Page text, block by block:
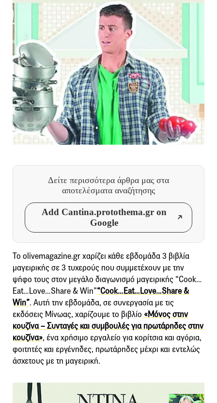
Δείτε περισσότερα άρθρα μας στα
αποτελέσματα αναζήτησης
Add Cantina.protothema.gr on
Google
Το olivemagazine.gr χαρίζει κάθε εβδομάδα 3 βιβλία
μαγειρικής σε 3 τυχερούς που συμμετέχουν με την
ψήφο τους στον μεγάλο διαγωνισμό μαγειρικής “Cook…
Eat…Love…Share & Win”“Cook…Eat…Love…Share &
Win”. Αυτή την εβδομάδα, σε συνεργασία με τις
εκδόσεις Μίνωας, χαρίζουμε το βιβλίο «Μόνος στην
κουζίνα – Συνταγές και συμβουλές για πρωτάρηδες στην
κουζίνα», ένα χρήσιμο εργαλείο για κορίτσια και αγόρια,
φοιτητές και εργένηδες, πρωτάρηδες μέχρι και εντελώς
άσχετους με τη μαγειρική.